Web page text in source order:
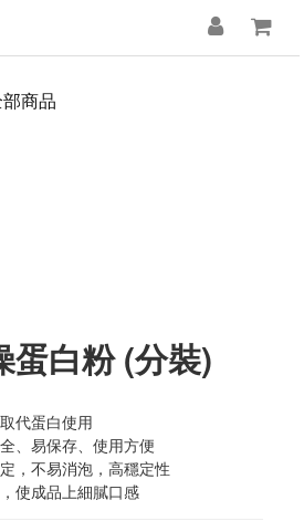
商品
蛋白粉 (分裝)
代蛋白使用
、易保存、使用方便
，不易消泡，高穩定性
使成品上細膩口感